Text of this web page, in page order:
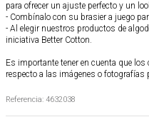
para ofrecer un ajuste perfecto y un
- Combínalo con su brasier a juego
- Al elegir nuestros productos de
iniciativa Better Cotton.
Es importante tener en cuenta que
respecto a las imágenes o fotografías
Referencia: 4632038